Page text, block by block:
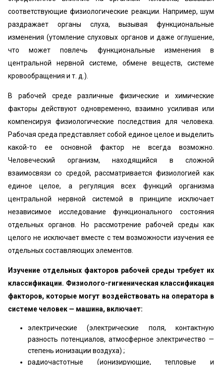
соответствующие физиологические реакции. Например, шум
раздражает органы слуха, вызывая функциональные
изменения (утомление слуховых органов и даже оглушение,
что может повлечь функциональные изменения в
центральной нервной системе, обмене веществ, системе
кровообращения и т. д.).
В рабочей среде различные физические и химические
факторы действуют одновременно, взаимно усиливая или
компенсируя физиологические последствия для человека.
Рабочая среда представляет собой единое целое и выделить
какой-то ее основной фактор не всегда возможно.
Человеческий организм, находящийся в сложной
взаимосвязи со средой, рассматривается физиологией как
единое целое, а регуляция всех функций организма
центральной нервной системой в принципе исключает
независимое исследование функционального состояния
отдельных органов. Но рассмотрение рабочей среды как
целого не исключает вместе с тем возможности изучения ее
отдельных составляющих элементов.
Изучение отдельных факторов рабочей среды требует их
классификации. Физиолого-гигиеническая классификация
факторов, которые могут воздействовать на оператора в
системе человек — машина, включает:
электрические (электрические поля, контактную
разность потенциалов, атмосферное электричество —
степень ионизации воздуха) ;
радиочастотные (ионизирующие, тепловые и